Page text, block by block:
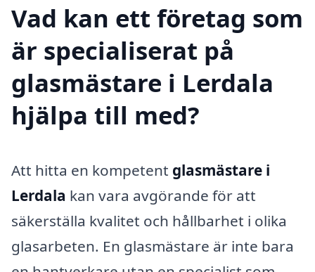
Vad kan ett företag som
är specialiserat på
glasmästare i Lerdala
hjälpa till med?
Att hitta en kompetent glasmästare i
Lerdala kan vara avgörande för att
säkerställa kvalitet och hållbarhet i olika
glasarbeten. En glasmästare är inte bara